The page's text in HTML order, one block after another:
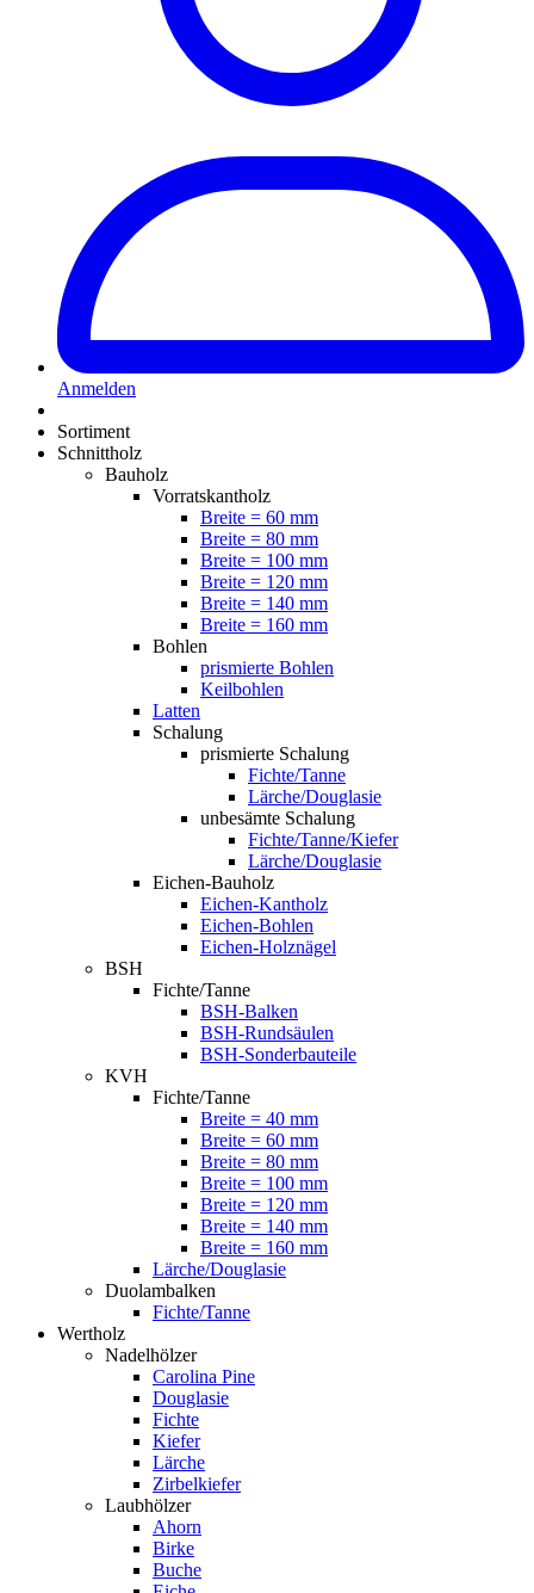
Anmelden
Sortiment
Schnittholz
Bauholz
Vorratskantholz
Breite = 60 mm
Breite = 80 mm
Breite = 100 mm
Breite = 120 mm
Breite = 140 mm
Breite = 160 mm
Bohlen
prismierte Bohlen
Keilbohlen
Latten
Schalung
prismierte Schalung
Fichte/Tanne
Lärche/Douglasie
unbesämte Schalung
Fichte/Tanne/Kiefer
Lärche/Douglasie
Eichen-Bauholz
Eichen-Kantholz
Eichen-Bohlen
Eichen-Holznägel
BSH
Fichte/Tanne
BSH-Balken
BSH-Rundsäulen
BSH-Sonderbauteile
KVH
Fichte/Tanne
Breite = 40 mm
Breite = 60 mm
Breite = 80 mm
Breite = 100 mm
Breite = 120 mm
Breite = 140 mm
Breite = 160 mm
Lärche/Douglasie
Duolambalken
Fichte/Tanne
Wertholz
Nadelhölzer
Carolina Pine
Douglasie
Fichte
Kiefer
Lärche
Zirbelkiefer
Laubhölzer
Ahorn
Birke
Buche